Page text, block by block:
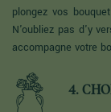
plongez vos
N'oubliez pas d'y
accompagne votre
4.